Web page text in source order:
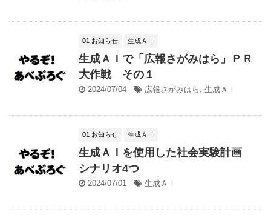
01 お知らせ 生成ＡＩ
生成ＡＩで「広報さがみはら」ＰＲ
大作戦 その１
2024/07/04 広報さがみはら 生成ＡＩ
01 お知らせ 生成ＡＩ
生成ＡＩを使用した社会実験計画
シナリオ4つ
2024/07/01 生成ＡＩ